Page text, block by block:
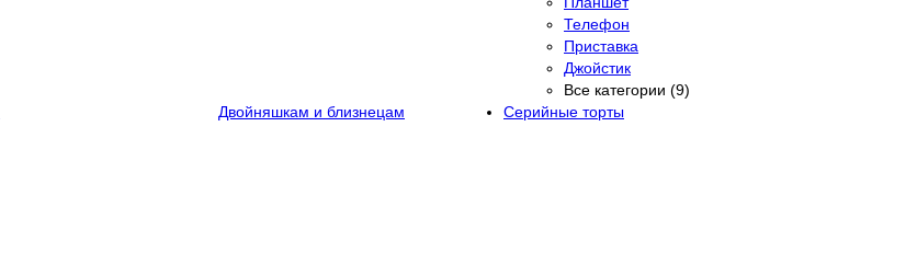
Телефон
Приставка
Джойстик
Все категории (9)
Двойняшкам и близнецам
Серийные торты